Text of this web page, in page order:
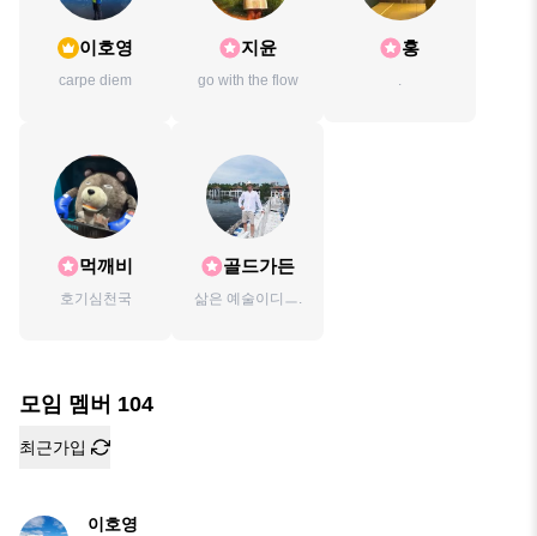
이호영
carpe diem
지윤
go with the flow
홍
.
먹깨비
호기심천국
골드가든
삶은 예술이디ㅡ.
모임 멤버 104
최근가입
이호영